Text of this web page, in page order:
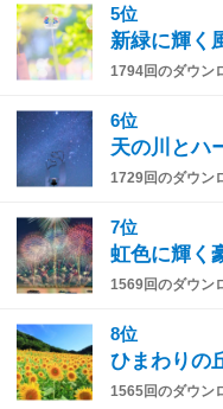
5位
新緑に輝く
1794回のダウン
6位
天の川とハ
1729回のダウン
7位
虹色に輝く
1569回のダウン
8位
ひまわりの
1565回のダウン